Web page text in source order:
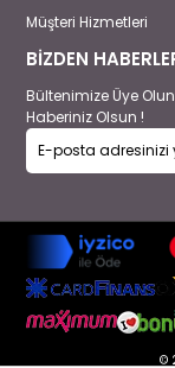
Müşteri Hizmetleri
BİZDEN
Bültenimize Üye
Haberiniz Olsun !
©